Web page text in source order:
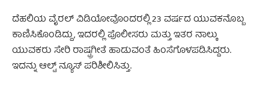
ದೆಹಲಿಯ ವೈರಲ್ ವಿಡಿಯೋವೊಂದರಲ್ಲಿ 23 ವರ್ಷದ ಯುವಕನೊಬ್ಬ
ಕಾಣಿಸಿಕೊಂಡಿದ್ದು, ಇದರಲ್ಲಿ ಪೊಲೀಸರು ಮತ್ತು ಇತರ ನಾಲ್ಕು
ಯುವಕರು ಸೇರಿ ರಾಷ್ಟ್ರಗೀತೆ ಹಾಡುವಂತೆ ಹಿಂಸೆಗೊಳಪಡಿಸಿದ್ದರು.
ಇದನ್ನು ಆಲ್ಟ್ ನ್ಯೂಸ್ ಪರಿಶೀಲಿಸಿತ್ತು.